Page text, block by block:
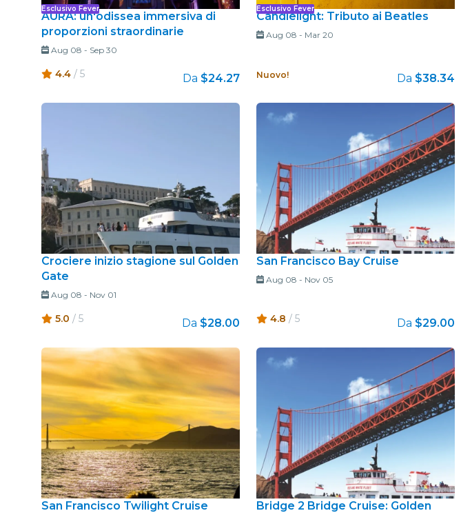
Esclusivo Fever
AURA: un'odissea immersiva di
proporzioni straordinarie
Aug 08 - Sep 30
4.4 / 5 Da $24.27
Esclusivo Fever
Candlelight: Tributo ai Beatles
Aug 08 - Mar 20
Nuovo! Da $38.34
Crociere inizio stagione sul Golden
Gate
Aug 08 - Nov 01
5.0 / 5 Da $28.00
San Francisco Bay Cruise
Aug 08 - Nov 05
4.8 / 5 Da $29.00
San Francisco Twilight Cruise
Bridge 2 Bridge Cruise: Golden